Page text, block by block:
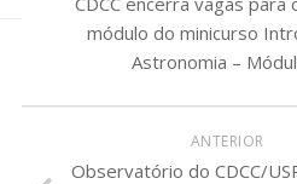
módulo do minicurso
Astronomia –
ANTERIOR
Observatório do CDCC/